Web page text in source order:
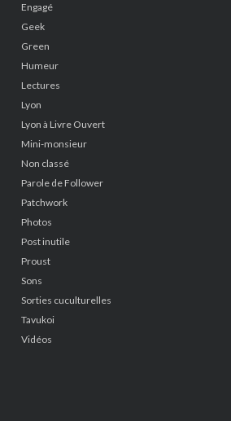
Engagé
Geek
Green
Humeur
Lectures
Lyon
Lyon à Livre Ouvert
Mini-monsieur
Non classé
Parole de Follower
Patchwork
Photos
Post inutile
Proust
Sons
Sorties cuculturelles
Tavukoi
Vidéos